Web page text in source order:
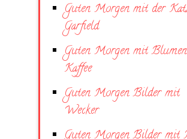
Guten Morgen mit der
Garfield
Guten Morgen mit
Kaffee
Guten Morgen Bilder mit
Wecker
Guten Morgen Bilder mit